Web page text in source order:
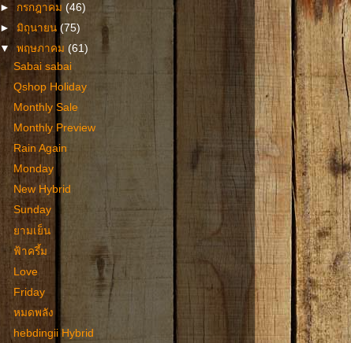
► กรกฎาคม (46)
►มิถุนายน(75)
▼พฤษภาคม (61)
Sabai sabai
Qshop Holiday
Monthly Sale
Monthly Preview
Rain Again
Monday
New Hybrid
Sunday
ยามเย็น
ฟ้าครึ้ม
Love
Friday
หมดพลัง
hebdingii Hybrid